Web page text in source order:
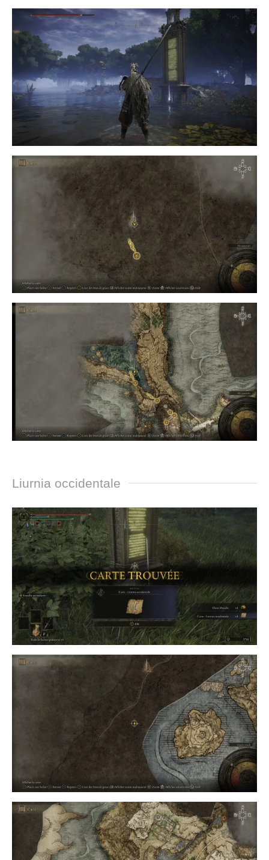
Liurnia occidentale